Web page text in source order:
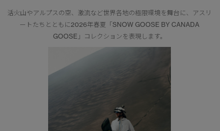
コレクション
コレクション
活火山やアルプスの空、激流など世界各地の極限環境を舞台に、アスリ
ートたちとともに2026年春夏「SNOW GOOSE BY CANADA
GOOSE」コレクションを表現します。